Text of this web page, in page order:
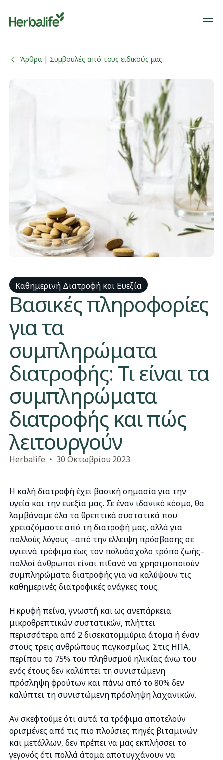
Άρθρα | Συμβουλές από τους ειδικούς μας
Καθημερινή Διατροφή και Ευεξία
​​Βασικές πληροφορίες
για τα
συμπληρώματα
διατροφής: Τι είναι τα
συμπληρώματα
διατροφής και πώς
λειτουργούν​
Herbalife 30 Οκτωβρίου 2023
Η καλή διατροφή έχει βασική σημασία για την
υγεία και την ευεξία μας. Σε έναν ιδανικό κόσμο, θα
λαμβάναμε όλα τα θρεπτικά συστατικά που
χρειαζόμαστε από τη διατροφή μας, αλλά για
πολλούς λόγους –από την έλλειψη πρόσβασης σε
υγιεινά τρόφιμα έως τον πολυάσχολο τρόπο ζωής–
πολλοί άνθρωποι είναι πιθανό να χρησιμοποιούν
συμπληρώματα διατροφής για να καλύψουν τις
καθημερινές διατροφικές ανάγκες τους.
Η κρυφή πείνα, γνωστή και ως ανεπάρκεια
μικροθρεπτικών συστατικών, πλήττει
περισσότερα από 2 δισεκατομμύρια άτομα ή έναν
στους τρεις ανθρώπους παγκοσμίως. Στις ΗΠΑ,
περίπου το 75% του πληθυσμού ηλικίας άνω του
ενός έτους δεν καλύπτει τη συνιστώμενη
πρόσληψη φρούτων και πάνω από το 80% δεν
καλύπτει τη συνιστώμενη πρόσληψη λαχανικών.
Αν σκεφτούμε ότι αυτά τα τρόφιμα αποτελούν
ορισμένες από τις πιο πλούσιες πηγές βιταμινών
και μετάλλων, δεν πρέπει να μας εκπλήσσει το
γεγονός ότι πολλά άτομα αποτυγχάνουν να